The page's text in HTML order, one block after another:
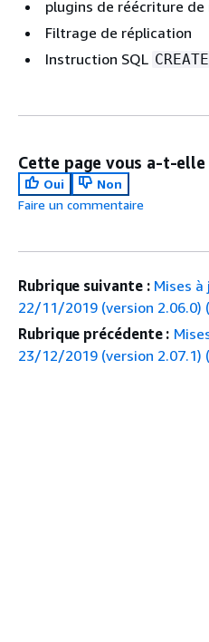
plugins de réécriture de
Filtrage de réplication
Instruction SQL
Cette page vous a-t-
Oui
Non
Faire un commentaire
Rubrique suivante : Mises à
22/11/2019 (version 2.06.0)
Rubrique précédente :
23/12/2019 (version 2.07.1)